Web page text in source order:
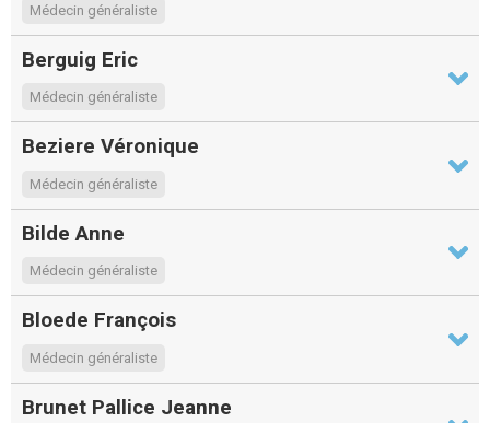
Médecin généraliste
Berguig Eric
Médecin généraliste
Beziere Véronique
Médecin généraliste
Bilde Anne
Médecin généraliste
Bloede François
Médecin généraliste
Brunet Pallice Jeanne